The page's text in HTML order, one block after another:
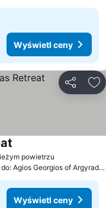
Wyświetl ceny
powietrzu
Agios Georgios of Argyrades
Wyświetl ceny